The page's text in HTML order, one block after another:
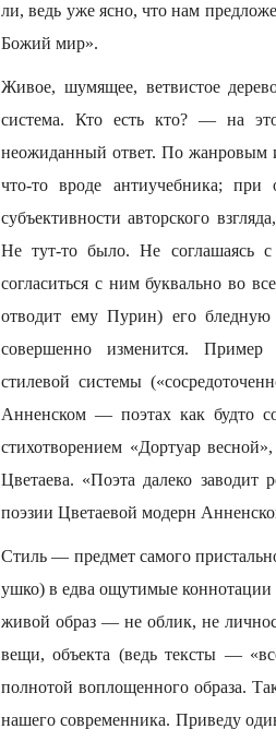
ли, ведь уже ясно, что нам
Божий мир».
Живое, шумящее, ветвистое
система. Кто есть кто? — на
неожиданный ответ. По жанровым
что-то вроде антиучебника; при
субъективности авторского
Не тут-то было. Не соглашаясь
согласиться с ним буквально во
отводит ему Пурин) его
совершенно изменится. Пример
стилевой системы
Анненском — поэтах как будто
стихотворением «Дортуар
Цветаева. «Поэта далеко заводит
поэзии Цветаевой модерн
Стиль — предмет самого
ушко) в едва ощутимые коннотации
живой образ — не облик, не
вещи, объекта (ведь тексты —
полнотой воплощенного образа.
нашего современника. Приведу